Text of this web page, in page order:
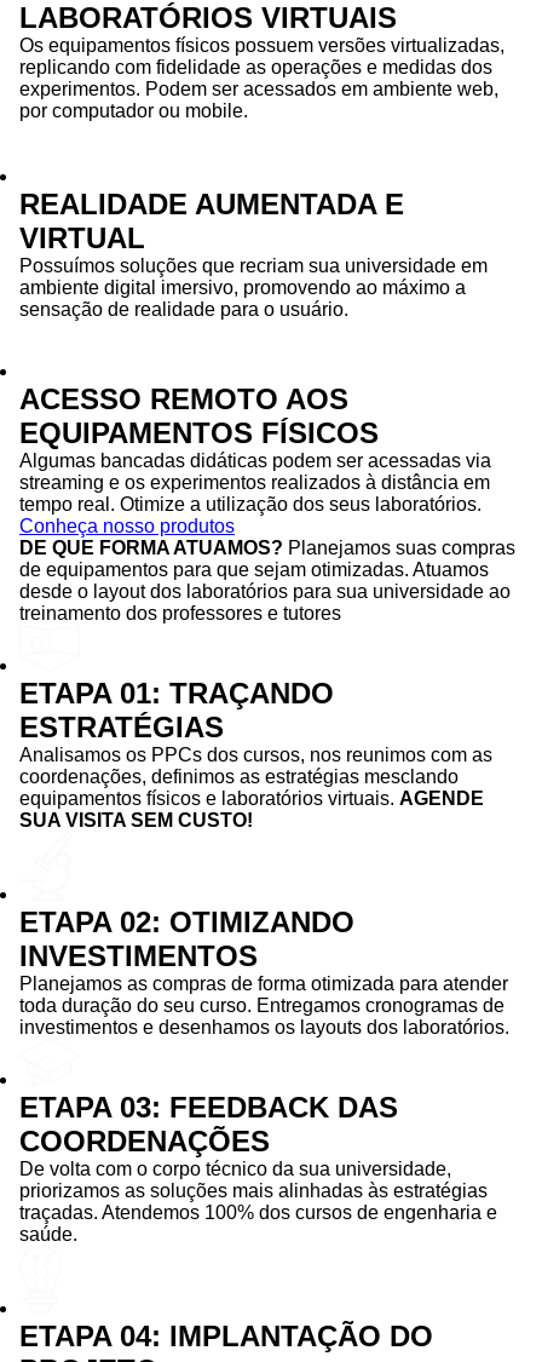
LABORATÓRIOS VIRTUAIS
Os equipamentos físicos possuem versões virtualizadas,
replicando com fidelidade as operações e medidas dos
experimentos. Podem ser acessados em ambiente web,
por computador ou mobile.
REALIDADE AUMENTADA E
VIRTUAL
Possuímos soluções que recriam sua universidade em
ambiente digital imersivo, promovendo ao máximo a
sensação de realidade para o usuário.
ACESSO REMOTO AOS
EQUIPAMENTOS FÍSICOS
Algumas bancadas didáticas podem ser acessadas via
streaming e os experimentos realizados à distância em
tempo real. Otimize a utilização dos seus laboratórios.
Conheça nosso produtos
DE QUE FORMA ATUAMOS? Planejamos suas compras
de equipamentos para que sejam otimizadas. Atuamos
desde o layout dos laboratórios para sua universidade ao
treinamento dos professores e tutores
ETAPA 01: TRAÇANDO
ESTRATÉGIAS
Analisamos os PPCs dos cursos, nos reunimos com as
coordenações, definimos as estratégias mesclando
equipamentos físicos e laboratórios virtuais. AGENDE
SUA VISITA SEM CUSTO!
ETAPA 02: OTIMIZANDO
INVESTIMENTOS
Planejamos as compras de forma otimizada para atender
toda duração do seu curso. Entregamos cronogramas de
investimentos e desenhamos os layouts dos laboratórios.
ETAPA 03: FEEDBACK DAS
COORDENAÇÕES
De volta com o corpo técnico da sua universidade,
priorizamos as soluções mais alinhadas às estratégias
traçadas. Atendemos 100% dos cursos de engenharia e
saúde.
ETAPA 04: IMPLANTAÇÃO DO